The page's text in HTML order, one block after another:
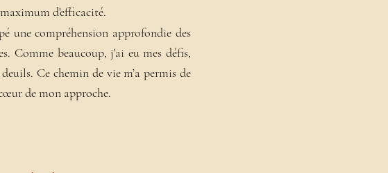
d'efficacité.
une compréhension approfondie des
Comme beaucoup, j'ai eu mes défis,
Ce chemin de vie m’a permis de
de mon approche.